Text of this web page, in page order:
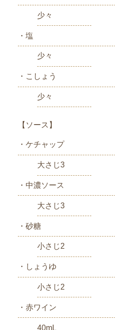
少々
・塩
少々
・こしょう
少々
【ソース】
・ケチャップ
大さじ3
・中濃ソース
大さじ3
・砂糖
小さじ2
・しょうゆ
小さじ2
・赤ワイン
40mL